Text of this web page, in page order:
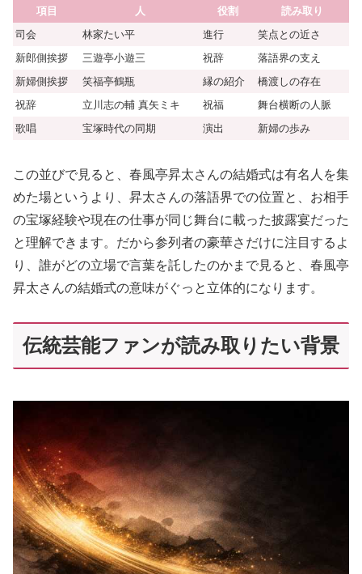
項目 人 役割
読み取り
司会
林家たい平 進行
笑点との近さ
新郎側挨拶
三遊亭小遊三 祝辞
落語界の支え
新婦側挨拶
笑福亭鶴瓶 縁の紹介
橋渡しの存在
祝辞
立川志の輔 真矢ミキ 祝福
舞台横断の人脈
歌唱
宝塚時代の同期 演出 新婦の歩み
この並びで見ると、春風亭昇太さんの結婚式は有名人を集
めた場というより、昇太さんの落語界での位置と、お相手
の宝塚経験や現在の仕事が同じ舞台に載った披露宴だった
と理解できます。だから参列者の豪華さだけに注目するよ
り、誰がどの立場で言葉を託したのかまで見ると、春風亭
昇太さんの結婚式の意味がぐっと立体的になります。
伝統芸能ファンが読み取りたい背景